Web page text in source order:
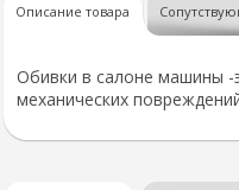
Описание товара
Обивки в салоне машины
механических